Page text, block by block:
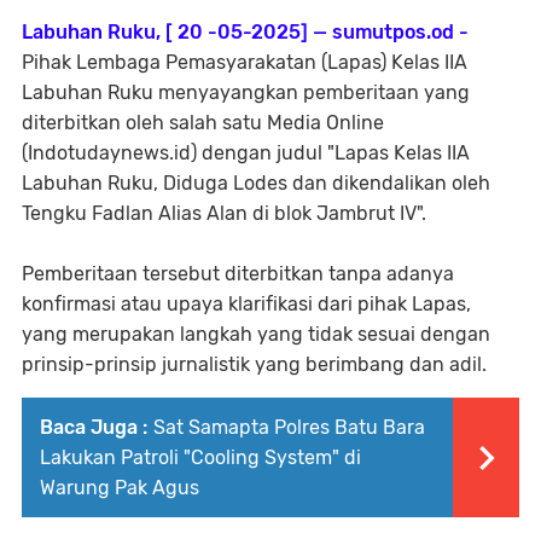
Labuhan Ruku, [ 20 -05-2025] — sumutpos.od -
Pihak Lembaga Pemasyarakatan (Lapas) Kelas IIA
Labuhan Ruku menyayangkan pemberitaan yang
diterbitkan oleh salah satu Media Online
(Indotudaynews.id) dengan judul "Lapas Kelas IIA
Labuhan Ruku, Diduga Lodes dan dikendalikan oleh
Tengku Fadlan Alias Alan di blok Jambrut IV".
Pemberitaan tersebut diterbitkan tanpa adanya
konfirmasi atau upaya klarifikasi dari pihak Lapas,
yang merupakan langkah yang tidak sesuai dengan
prinsip-prinsip jurnalistik yang berimbang dan adil.
Baca Juga : Sat Samapta Polres Batu Bara
Lakukan Patroli "Cooling System" di
Warung Pak Agus